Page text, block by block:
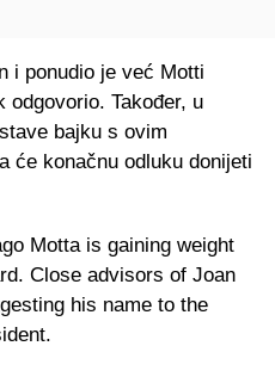
i ponudio je već Motti
odgovorio. Također, u
bajku s ovim
će konačnu odluku donijeti
Motta is gaining weight
Close advisors of Joan
his name to the